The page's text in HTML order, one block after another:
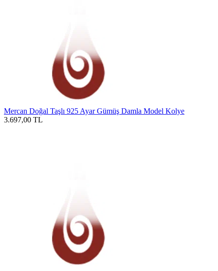
Mercan Doğal Taşlı 925 Ayar Gümüş Damla Model Kolye
3.697,00 TL